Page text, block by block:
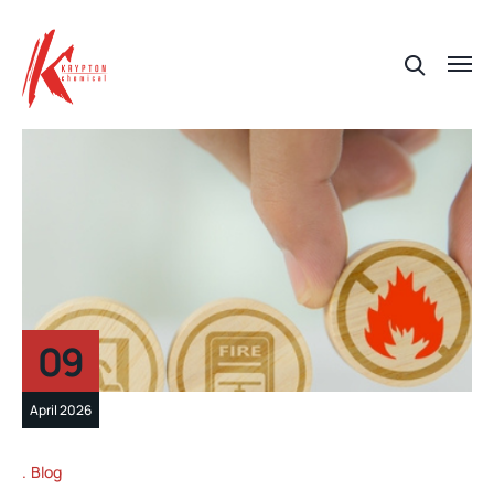
09
April 2026
Blog